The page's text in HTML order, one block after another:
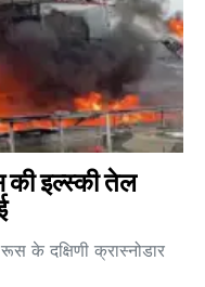
इल्स्की तेल
के दक्षिणी क्रास्नोडार